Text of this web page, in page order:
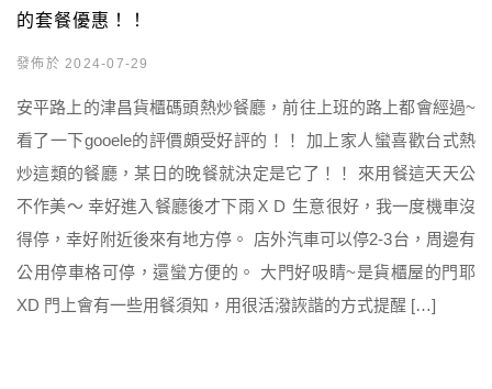
的套餐優惠！！
發佈於 2024-07-29
安平路上的津昌貨櫃碼頭熱炒餐廳，前往上班的路上都會經過~
看了一下gooele的評價頗受好評的！！ 加上家人蠻喜歡台式熱
炒這類的餐廳，某日的晚餐就決定是它了！！ 來用餐這天天公
不作美～ 幸好進入餐廳後才下雨ＸＤ 生意很好，我一度機車沒
得停，幸好附近後來有地方停。 店外汽車可以停2-3台，周邊有
公用停車格可停，還蠻方便的。 大門好吸睛~是貨櫃屋的門耶
XD 門上會有一些用餐須知，用很活潑詼諧的方式提醒 […]